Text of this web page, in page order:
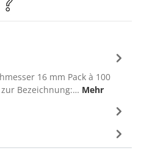
16 mm Pack à 100
Bezeichnung:… Mehr